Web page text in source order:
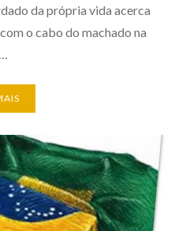
da própria vida acerca
o cabo do machado na